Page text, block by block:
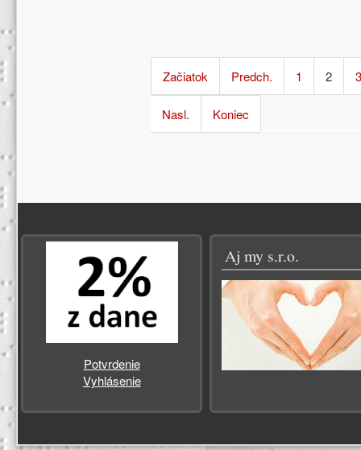
Začiatok Predch. 1 2
Nasl. Koniec
Potvrdenie
Vyhlásenie
Aj my s.r.o.